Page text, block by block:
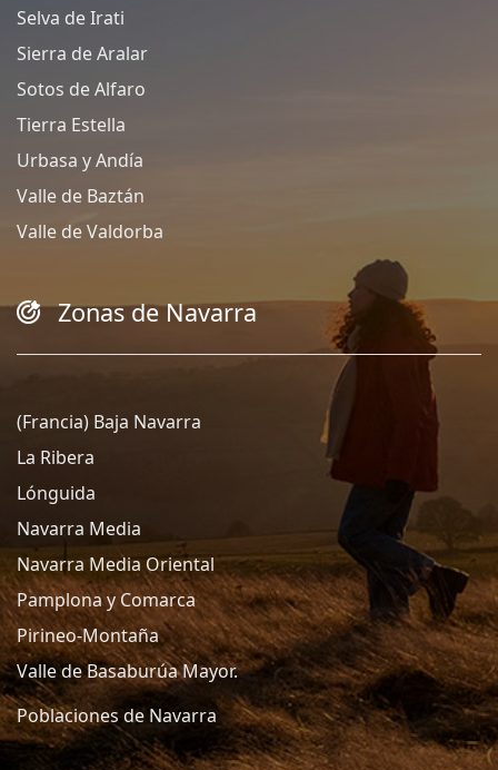
Selva de Irati
Sierra de Aralar
Sotos de Alfaro
Tierra Estella
Urbasa y Andía
Valle de Baztán
Valle de Valdorba
Zonas de Navarra
(Francia) Baja Navarra
La Ribera
Lónguida
Navarra Media
Navarra Media Oriental
Pamplona y Comarca
Pirineo-Montaña
Valle de Basaburúa Mayor.
Poblaciones de Navarra